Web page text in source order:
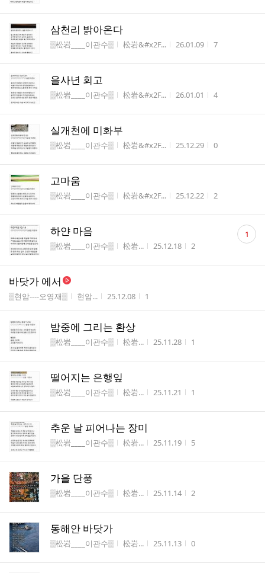
삼천리 밝아온다
게시판명
▒松岩____이관수▒ 작성자
松岩&#x2F... 작성시간
26.01.09 조회수
7
을사년 회고
게시판명
▒松岩____이관수▒ 작성자
松岩&#x2F... 작성시간
26.01.01 조회수
4
실개천에 미화부
게시판명
▒松岩____이관수▒ 작성자
松岩&#x2F... 작성시간
25.12.29 조회수
0
고마움
게시판명
▒松岩____이관수▒ 작성자
松岩&#x2F... 작성시간
25.12.22 조회수
2
하얀 마음
게시판명
▒松岩____이관수▒ 작성자
松岩... 작성시간
25.12.18 조회수
2
댓
글 1
바닷가 에서
게시판명
▒현암----오영재▒ 작성자
현암... 작성시간
25.12.08 조회수
1
밤중에 그리는 환상
게시판명
▒松岩____이관수▒ 작성자
松岩... 작성시간
25.11.28 조회수
1
떨어지는 은행잎
게시판명
▒松岩____이관수▒ 작성자
松岩... 작성시간
25.11.21 조회수
1
추운 날 피어나는 장미
게시판명
▒松岩____이관수▒ 작성자
松岩... 작성시간
25.11.19 조회수
5
가을 단풍
게시판명
▒松岩____이관수▒ 작성자
松岩... 작성시간
25.11.14 조회수
2
동해안 바닷가
게시판명
▒松岩____이관수▒ 작성자
松岩... 작성시간
25.11.13 조회수
0